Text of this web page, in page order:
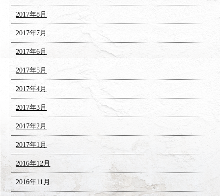
2017年8月
2017年7月
2017年6月
2017年5月
2017年4月
2017年3月
2017年2月
2017年1月
2016年12月
2016年11月